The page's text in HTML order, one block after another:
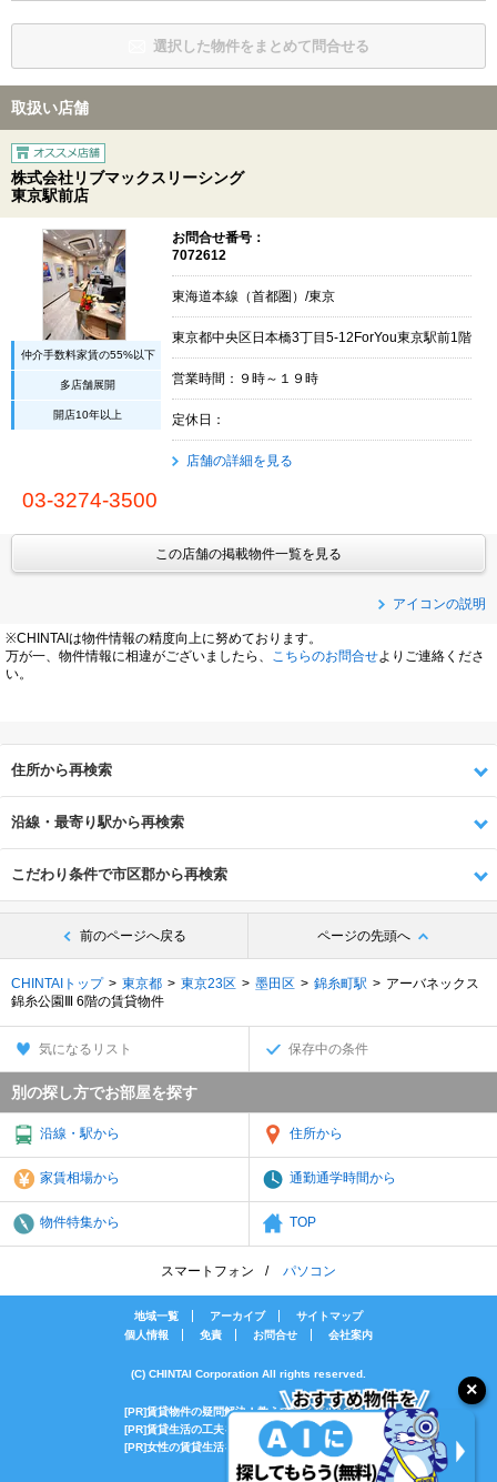
選択した物件をまとめて問合せる
取扱い店舗
株式会社リブマックスリーシング
東京駅前店
仲介手数料家賃の55%以下
多店舗展開
開店10年以上
お問合せ番号：
7072612
東海道本線（首都圏）/東京
東京都中央区日本橋3丁目5-12ForYou東京駅前1階
営業時間：９時～１９時
定休日：
店舗の詳細を見る
03-3274-3500
この店舗の掲載物件一覧を見る
アイコンの説明
※CHINTAIは物件情報の精度向上に努めております。
万が一、物件情報に相違がございましたら、
こちらのお問合せよりご連絡くださ
い。
住所から再検索
沿線・最寄り駅から再検索
こだわり条件で市区郡から再検索
前のページへ戻る ページの先頭へ
CHINTAIトップ 東京都 東京23区 墨田区 錦糸町駅
アーバネックス
錦糸公園Ⅲ 6階の賃貸物件
気になるリスト 保存中の条件
別の探し方でお部屋を探す
沿線・駅から 住所から
家賃相場から 通勤通学時間から
物件特集から TOP
スマートフォン パソコン
地域一覧 アーカイブ
サイトマップ
個人情報
免責 お問合せ 会社案内
(C) CHINTAI Corporation All rights reserved.
[PR]賃貸物件の疑問解決！教えてエイブルAGENT
[PR]賃貸生活の工夫を紹介！CHINTAI情報局
[PR]女性の賃貸生活を応援！Woman.CHINTAI